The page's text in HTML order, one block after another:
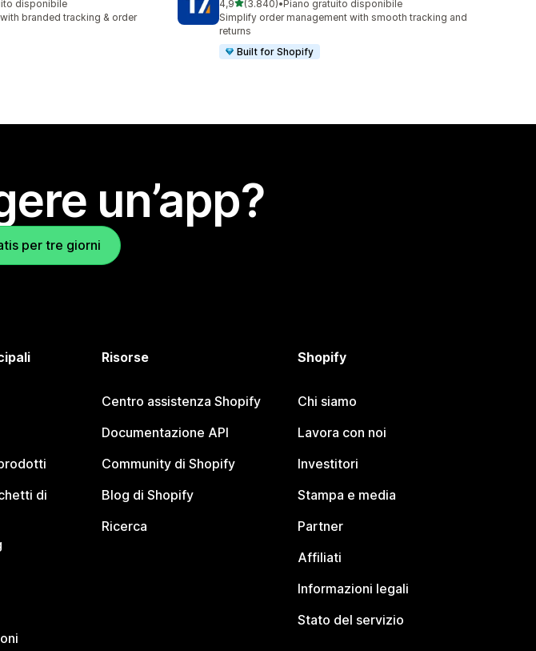
disponibile
branded tracking & order
4,9stelle su 5
(3.840)
3840 recensioni totali
•Piano gratuito disponibile
Simplify order management with smooth tracking and
returns
Built for Shopify
un’app?
per tre giorni
di
Risorse
Centro assistenza Shopify
Documentazione API
Community di Shopify
Blog di Shopify
Ricerca
Shopify
Chi siamo
Lavora con noi
Investitori
Stampa e media
Partner
Affiliati
Informazioni legali
Stato del servizio